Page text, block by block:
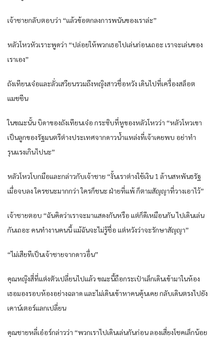
เจ้าชายกลับตอบว่า “แล้วข้อตกลงการพนันของเราล่ะ”
หลัวโหวหัวเราะพูดว่า “ปล่อยให้พวกเธอไปเล่นก่อนเถอะ เราจะเล่นของ
เราเอง”
ถังเทียนเจ๋อและลั่วเสวียนรวมถึงหญิงสาวชื่อหวัง เดินไปที่เครื่องสล็อต
แมชชีน
ในขณะนั้น บิดาของถังเทียนเจ๋อ กระซิบที่หูของหลัวโหวว่า “หลัวโหวเขา
เป็นลูกของรัฐมนตรีต่างประเทศจากดาวน้ำแหล่งที่เจ้าเคยพบ อย่าทำ
รุนแรงเกินไปนะ”
หลัวโหวโบกมือและกล่าวกับเจ้าชาย “งั้นเราต่างใช้เงิน 1 ล้านสหพันธรัฐ
เมื่อจบลง ใครชนะมากกว่า ใครก็ชนะ ฝ่ายที่แพ้ ก็ตามสัญญาที่วางเอาไว้”
เจ้าชายตอบ “ฉันคิดว่าเราจะมาแสดงกันหรือ แต่ก็ดีเหมือนกัน ไปเดินเล่น
กันเถอะ คนทำงานคนนี้ แม้ฉันจะไม่รู้ชื่อ แต่หวังว่าจะรักษาสัญญา”
“ไม่เสียทีเป็นเจ้าชายจากดาวอื่น”
คุณหญิงสี่ที่แต่งตัวเปลี่ยนไปแล้ว ขณะนี้ถือกระเป๋าเล็กเดินเข้ามาในห้อง
เธอมองรอบห้องอย่างฉลาด และไม่เดินเข้าหาคนคุ้นเคย กลับเดินตรงไปยัง
เคาน์เตอร์แลกเปลี่ยน
คุณชายหลี่เอ๋อร์กล่าวว่า “พวกเราไปเดินเล่นกันก่อน ลองเสี่ยงโชคเล็กน้อย